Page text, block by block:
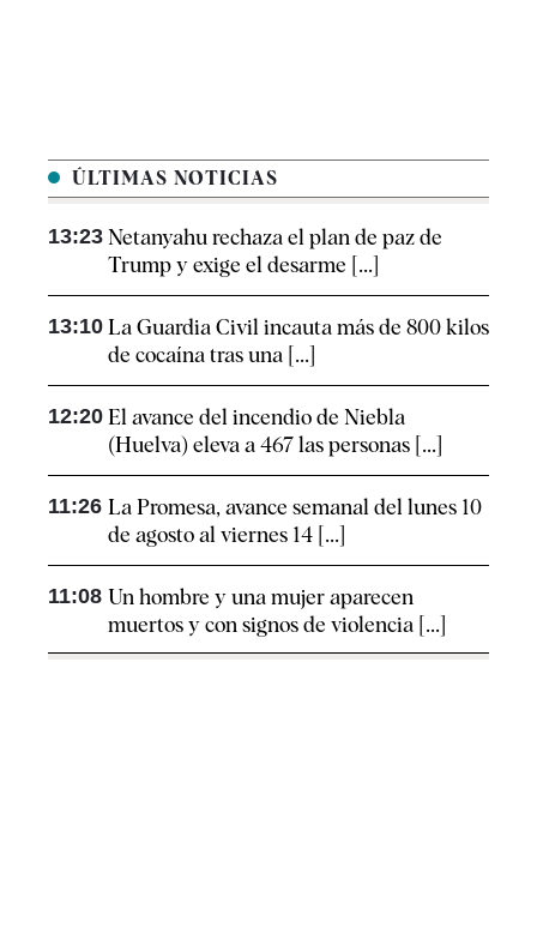
ÚLTIMAS NOTICIAS
13:23 Netanyahu rechaza el plan de paz de
Trump y exige el desarme [...]
13:10 La Guardia Civil incauta más de 800 kilos
de cocaína tras una [...]
12:20 El avance del incendio de Niebla
(Huelva) eleva a 467 las personas [...]
11:26 La Promesa, avance semanal del lunes 10
de agosto al viernes 14 [...]
11:08 Un hombre y una mujer aparecen
muertos y con signos de violencia [...]